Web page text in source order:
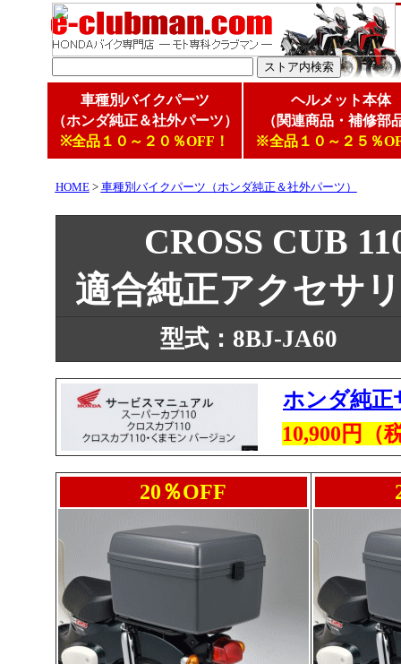
車種別バイクパーツ
（ホンダ純正＆社外パーツ）
※全品１０～２０％OFF！
ヘルメット本体
（関連商品・補修部
※全品１０～２５％
HOME> 車種別バイクパーツ（ホンダ純正＆社外パーツ）
CROSS CUB
適合純正アクセサ
型式：8BJ-JA60
ホンダ純正
10,900円
20％OFF